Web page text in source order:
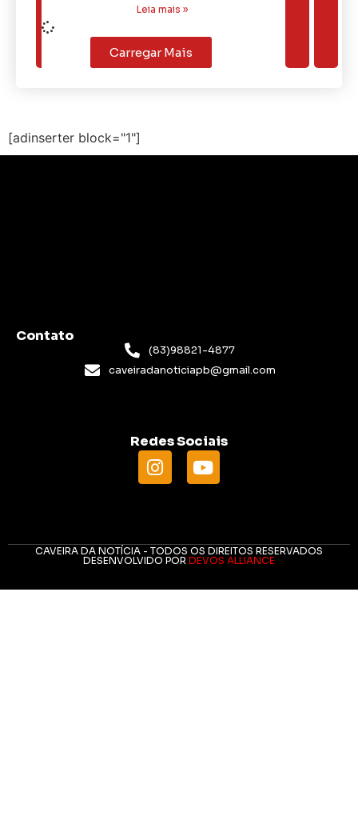
Leia mais »
Carregar Mais
[adinserter block="1"]
Contato
(83)98821-4877
caveiradanoticiapb@gmail.com
Redes Sociais
CAVEIRA DA NOTÍCIA - TODOS OS DIREITOS RESERVADOS
DESENVOLVIDO POR DEVOS ALLIANCE